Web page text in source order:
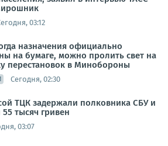
03:12
назначения официально
на бумаге, можно пролить свет на
перестановок в Минобороны
Сегодня, 02:30
ТЦК задержали полковника СБУ и
тысяч гривен
03:07